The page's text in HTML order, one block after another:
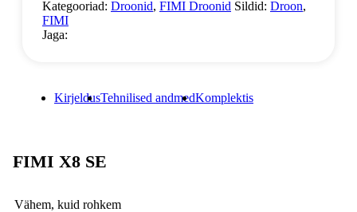
Kategooriad: Droonid, FIMI Droonid Sildid: Droon,
FIMI
Jaga:
KirjeldusTehnilised andmedKomplektis
FIMI X8 SE
Vähem, kuid rohkem